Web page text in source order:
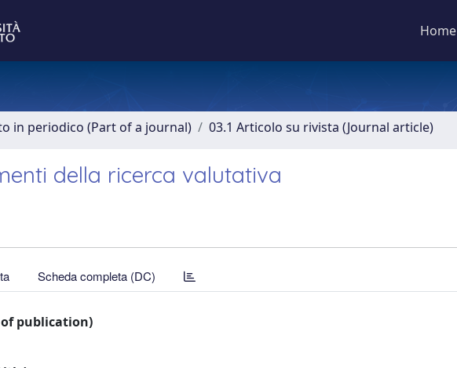
Home
in periodico (Part of a journal) 03.1 Articolo su rivista (Journal article)
della ricerca valutativa
Scheda completa (DC)
publication)